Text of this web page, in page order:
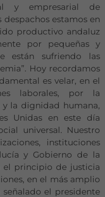
y empresarial de
despachos estamos en
productivo andaluz
por pequeñas y
están sufriendo las
Hoy recordamos
es velar, en el
laborales, por la
la dignidad humana,
Unidas en este día
universal. Nuestro
instituciones
y Gobierno de la
el principio de justicia
en el más amplio
el presidente